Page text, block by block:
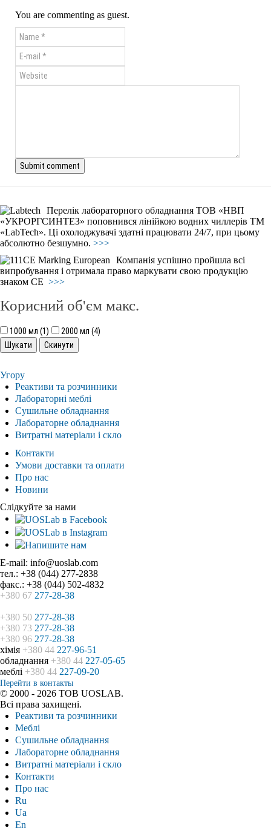
You are commenting as guest.
Перелік лабораторного обладнання ТОВ «НВП
«УКРОРГСИНТЕЗ» поповнився лінійкою водних чиллерів ТМ
«LabTech». Ці охолоджувачі здатні працювати 24/7, при цьому
абсолютно безшумно. >>>
Компанія успішно пройшла всі
випробування і отримала право маркувати свою продукцію
знаком СЕ >>>
Корисний об'єм макс.
1000 мл (1) 2000 мл (4)
Угору
Реактиви та розчинники
Лабораторні меблі
Сушильне обладнання
Лабораторне обладнання
Витратні матеріали і скло
Контакти
Умови доставки та оплати
Про нас
Новини
Слідкуйте за нами
E-mail: info@uoslab.com
тел.: +38 (044) 277-2838
факс.: +38 (044) 502-4832
+380 67 277-28-38
+380 50 277-28-38
+380 73 277-28-38
+380 96 277-28-38
хімія +380 44 227-96-51
обладнання +380 44 227-05-65
меблі +380 44 227-09-20
Перейти в контакты
© 2000 - 2026 ТОВ UOSLAB.
Всі права захищені.
Реактиви та розчинники
Меблі
Сушильне обладнання
Лабораторне обладнання
Витратні матеріали і скло
Контакти
Про нас
Ru
Ua
En